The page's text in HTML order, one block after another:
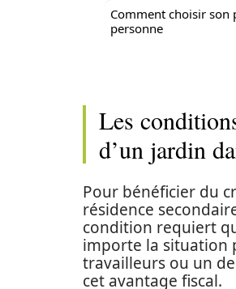
Comment choisir son
personne
Les
d’un jardin
Pour bénéficier du
résidence
condition requiert
importe la situation
travailleurs ou un
cet avantage fiscal.